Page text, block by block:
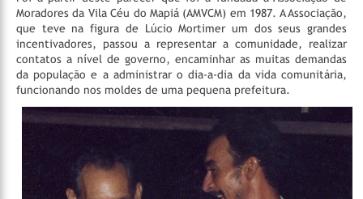
Moradores da Vila Céu do Mapiá (AMVCM) em 1987. A Associação,
que teve na figura de Lúcio Mortimer um dos seus grandes
incentivadores, passou a representar a comunidade, realizar
contatos a nível de governo, encaminhar as muitas demandas
da população e a administrar o dia-a-dia da vida comunitária,
funcionando nos moldes de uma pequena prefeitura.